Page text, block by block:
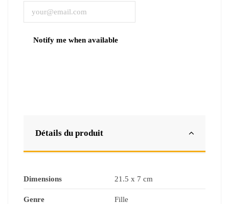
Détails du produit
Dimensions 21.5 x 7 cm
Genre Fille